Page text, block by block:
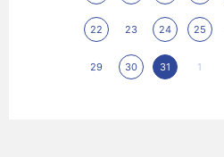
22 23 24 25
29 30 31 1